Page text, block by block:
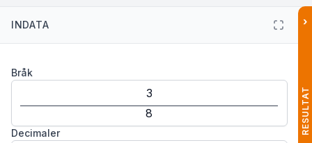
decimaltal: Kalkylator Widget
INDATA
Bråk
Decimaler
›
RESULTAT